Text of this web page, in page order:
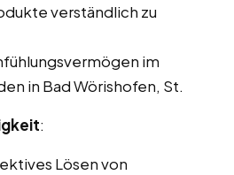
verständlich zu
im
in Bad Wörishofen, St.
:
Lösen von